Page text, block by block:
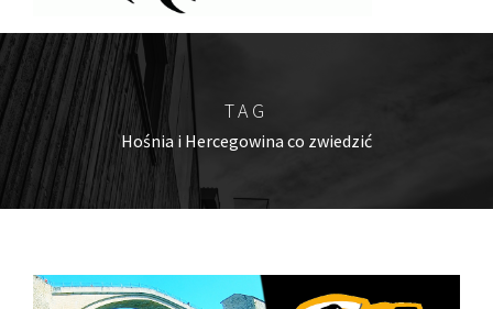
TAG
Hośnia i Hercegowina co zwiedzić